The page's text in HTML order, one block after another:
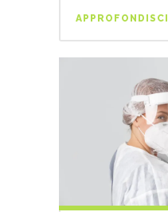
APPROFONDISCI